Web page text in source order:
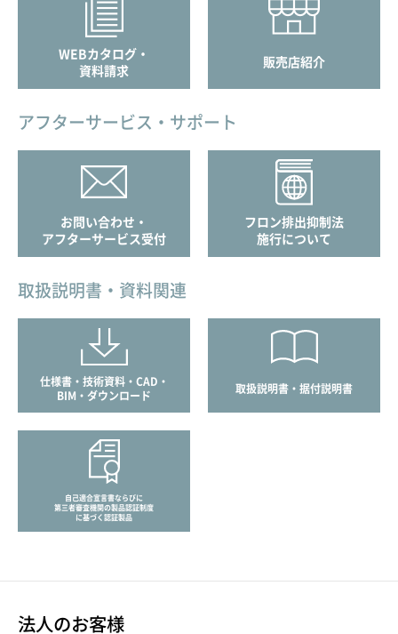
WEBカタログ・
資料請求
販売店紹介
アフターサービス・サポート
お問い合わせ・
アフターサービス受付
フロン排出抑制法
施行について
取扱説明書・資料関連
仕様書・技術資料・CAD・
BIM・ダウンロード
取扱説明書・据付説明書
自己適合宣言書ならびに
第三者審査機関の製品認証制度
に基づく認証製品
法人のお客様